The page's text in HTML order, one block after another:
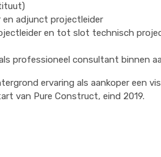
en adjunct projectleider
en tot slot technisch
professioneel consultant binnen
ervaring als aankoper een
van Pure Construct, eind 2019.